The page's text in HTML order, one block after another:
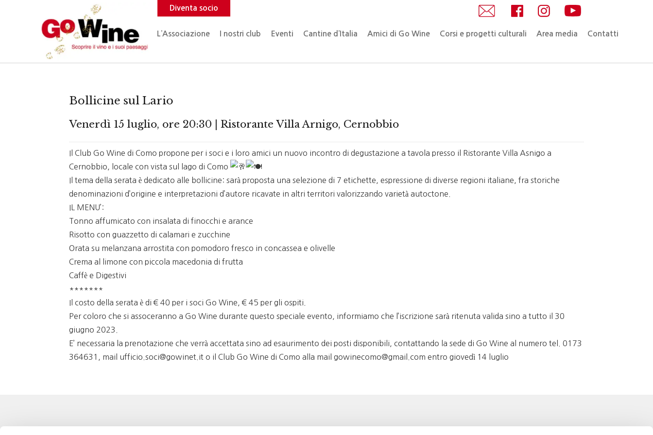
Diventa socio
L’Associazione I nostri club Eventi Cantine d’Italia Amici di Go Wine Corsi e progetti culturali Area media Contatti
Bollicine sul Lario
Venerdì 15 luglio, ore 20:30 | Ristorante Villa Arnigo, Cernobbio
Il Club Go Wine di Como propone per i soci e i loro amici un nuovo incontro di degustazione a tavola presso il Ristorante Villa Asnigo a
Cernobbio, locale con vista sul lago di Como
Il tema della serata è dedicato alle bollicine: sarà proposta una selezione di 7 etichette, espressione di diverse regioni italiane, fra storiche
denominazioni d’origine e interpretazioni d’autore ricavate in altri territori valorizzando varietà autoctone.
IL MENU’:
Tonno affumicato con insalata di finocchi e arance
Risotto con guazzetto di calamari e zucchine
Orata su melanzana arrostita con pomodoro fresco in concassea e olivelle
Crema al limone con piccola macedonia di frutta
Caffè e Digestivi
*******
Il costo della serata è di € 40 per i soci Go Wine, € 45 per gli ospiti.
Per coloro che si assoceranno a Go Wine durante questo speciale evento, informiamo che l’iscrizione sarà ritenuta valida sino a tutto il 30
giugno 2023.
E’ necessaria la prenotazione che verrà accettata sino ad esaurimento dei posti disponibili, contattando la sede di Go Wine al numero tel. 0173
364631, mail ufficio.soci@gowinet.it o il Club Go Wine di Como alla mail gowinecomo@gmail.com entro giovedì 14 luglio